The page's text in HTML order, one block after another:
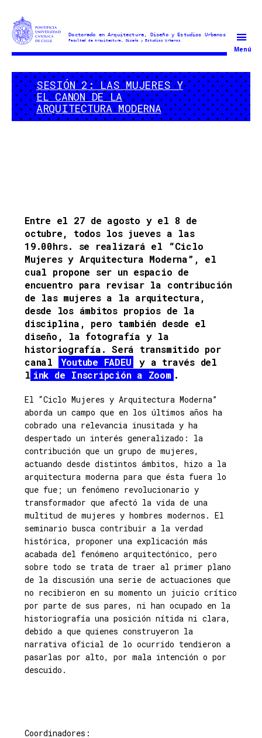
Doctorado
Arquitectura
y
Estudios
Urbanos
Menú
SESIÓN 2: LAS MUJERES Y
EL CANON DE LA
ARQUITECTURA MODERNA
Entre el 27 de agosto y el 8 de
octubre, todos los jueves a las
19.00hrs. se realizará el “Ciclo
Mujeres y Arquitectura Moderna”, el
cual propone ser un espacio de
encuentro para revisar la contribución
de las mujeres a la arquitectura,
desde los ámbitos propios de la
disciplina, pero también desde el
diseño, la fotografía y la
historiografía. Será transmitido por
canal
Youtube FADEU
y a través del
l ink de Inscripción a Zoom .
El “Ciclo Mujeres y Arquitectura Moderna”
aborda un campo que en los últimos años ha
cobrado una relevancia inusitada y ha
despertado un interés generalizado: la
contribución que un grupo de mujeres,
actuando desde distintos ámbitos, hizo a la
arquitectura moderna para que ésta fuera lo
que fue; un fenómeno revolucionario y
transformador que afectó la vida de una
multitud de mujeres y hombres modernos. El
seminario busca contribuir a la verdad
histórica, proponer una explicación más
acabada del fenómeno arquitectónico, pero
sobre todo se trata de traer al primer plano
de la discusión una serie de actuaciones que
no recibieron en su momento un juicio crítico
por parte de sus pares, ni han ocupado en la
historiografía una posición nítida ni clara,
debido a que quienes construyeron la
narrativa oficial de lo ocurrido tendieron a
pasarlas por alto, por mala intención o por
descuido.
Coordinadores: